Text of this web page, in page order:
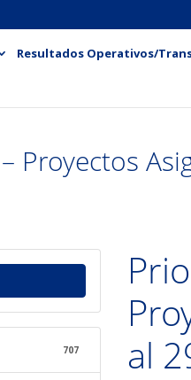
Resultados Operativos/
Proyectos
707
al